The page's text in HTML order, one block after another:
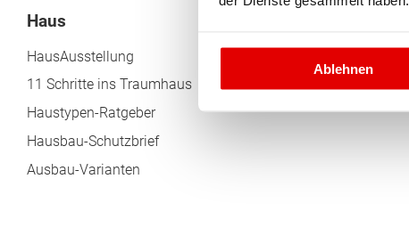
Ablehnen
Haus
HausAusstellung
11 Schritte ins Traumhaus
Haustypen-Ratgeber
Hausbau-Schutzbrief
Ausbau-Varianten
Grundstück